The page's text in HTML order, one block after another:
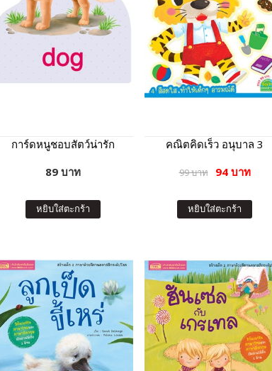
การ์ดหนูชอบสัตว์น่ารัก
89 บาท
หยิบใส่ตะกร้า
คณิตคิดเร็ว อนุบาล 3
99 บาท 94 บาท
หยิบใส่ตะกร้า